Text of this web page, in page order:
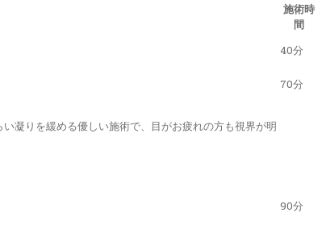
施術時
間
40分
70分
凝りを緩める優しい施術で、目がお疲れの方も視界が明
90分